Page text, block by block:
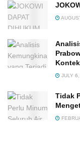
JULY
Tidak